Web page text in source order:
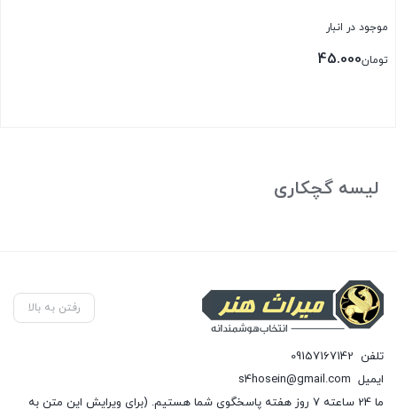
موجود در انبار
تومان45.000
لیسه گچکاری
رفتن به بالا
تلفن 09157167142
ایمیل s4hosein@gmail.com
ما 24 ساعته 7 روز هفته پاسخگوی شما هستیم. (برای ویرایش این متن به